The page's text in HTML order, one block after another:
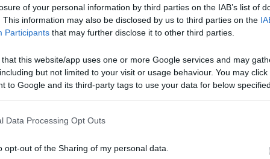
of your personal information by third parties on the IAB’s list of
This information may also be disclosed by us to third parties on the
Participants that may further disclose it to other third parties.
that this website/app uses one or more Google services and may
but not limited to your visit or usage behaviour. You may
to Google and its third-party tags to use your data for below
Data Processing Opt Outs
opt-out of the Sharing of my personal data.
(SV) - 5.5km
V. Arrossia 14 - Regione Pontelungo
9,1 10
Posizione
dal centro e a 3 km dal mare, agricampeggio immers...
(SV) - 6.4km